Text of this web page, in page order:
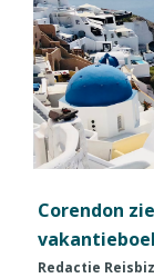
Corendon
Redactie